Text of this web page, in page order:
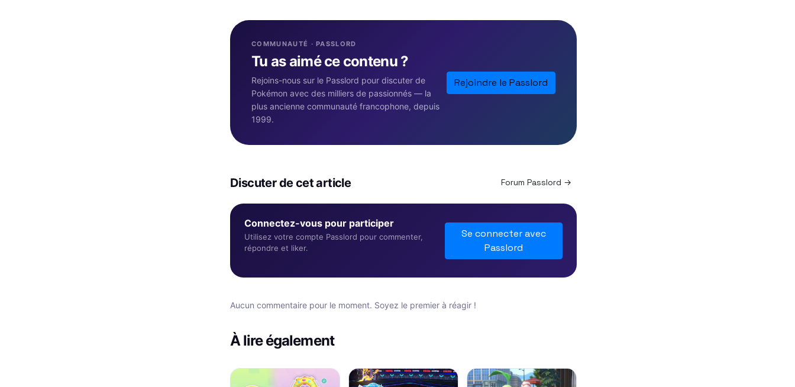
COMMUNAUTÉ · PASSLORD
Tu as aimé ce contenu ?
Rejoins-nous sur le Passlord pour discuter de
Pokémon avec des milliers de passionnés — la
plus ancienne communauté francophone, depuis
1999.
Rejoindre le Passlord
Discuter de cet article Forum Passlord →
Connectez-vous pour participer
Utilisez votre compte Passlord pour commenter,
répondre et liker.
Se connecter avec
Passlord
Aucun commentaire pour le moment. Soyez le premier à réagir !
À lire également